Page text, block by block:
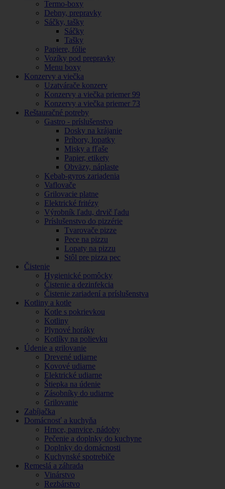
Termo-boxy
Debny, prepravky
Sáčky, tašky
Sáčky
Tašky
Papiere, fólie
Vozíky pod prepravky
Menu boxy
Konzervy a viečka
Uzatvárače konzerv
Konzervy a viečka priemer 99
Konzervy a viečka priemer 73
Reštauračné potreby
Gastro - príslušenstvo
Dosky na krájanie
Príbory, lopatky
Misky a fľaše
Papier, etikety
Obväzy, náplaste
Kebab-gyros zariadenia
Vaflovače
Grilovacie platne
Elektrické fritézy
Výrobník ľadu, drvič ľadu
Príslušenstvo do pizzérie
Tvarovače pizze
Pece na pizzu
Lopaty na pizzu
Stôl pre pizza pec
Čistenie
Hygienické pomôcky
Čistenie a dezinfekcia
Čistenie zariadení a príslušenstva
Kotliny a kotle
Kotle s pokrievkou
Kotliny
Plynové horáky
Kotlíky na polievku
Údenie a grilovanie
Drevené udiarne
Kovové udiarne
Elektrické udiarne
Štiepka na údenie
Zásobníky do udiarne
Grilovanie
Zabíjačka
Domácnosť a kuchyňa
Hrnce, panvice, nádoby
Pečenie a doplnky do kuchyne
Doplnky do domácnosti
Kuchynské spotrebiče
Remeslá a záhrada
Vinárstvo
Rezbárstvo